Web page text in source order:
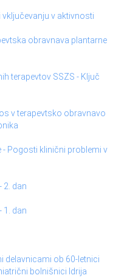
v aktivnosti
obravnava plantarne
terapevtov SSZS - Ključ
v terapevtsko obravnavo
- Pogosti klinični problemi v
2. dan
1. dan
delavnicami ob 60-letnici
bolnišnici Idrija